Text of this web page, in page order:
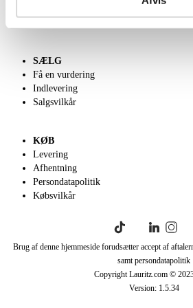
SÆLG
Få en vurdering
Indlevering
Salgsvilkår
KØB
Levering
Afhentning
Persondatapolitik
Købsvilkår
Brug af denne hjemmeside forudsætter accept af
samt persondatapolitik
Copyright Lauritz.com ©
Version: 1.5.34